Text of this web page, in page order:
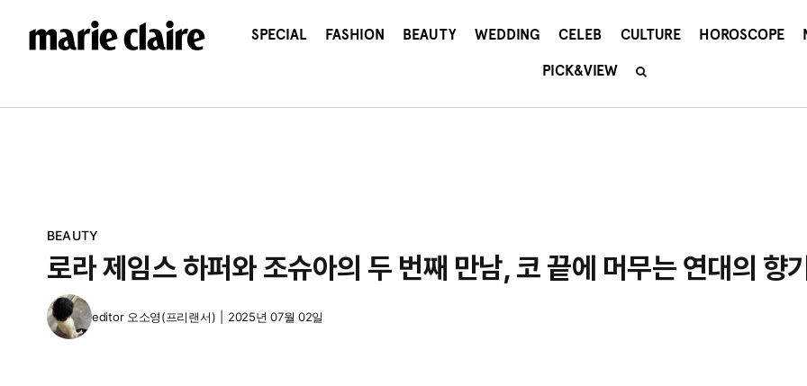
건
SPECIAL FASHION BEAUTY WEDDING CELEB CULTURE HOROSCOPE
PICK&VIEW
BEAUTY
로라 제임스 하퍼와 조슈아의 두 번째 만남, 코 끝에 머무는 연대의 향
editor 오소영(프리랜서) 2025년 07월 02일